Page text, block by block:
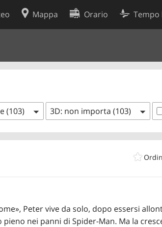
Mappa Orario Tempo
(103) 3D: non importa (103)
Peter vive da solo, dopo essersi
nei panni di Spider-Man. Ma la
Preferenze